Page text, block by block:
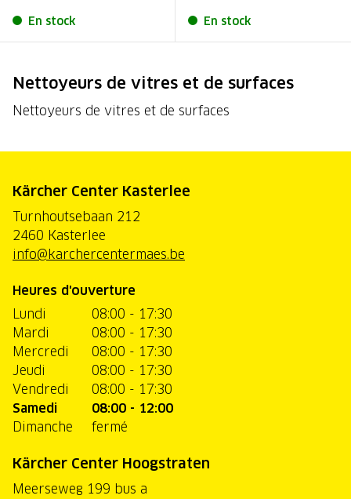
En stock En stock
Nettoyeurs de vitres et de surfaces
Nettoyeurs de vitres et de surfaces
Kärcher Center Kasterlee
Turnhoutsebaan 212
2460 Kasterlee
info@karchercentermaes.be
Heures d'ouverture
Lundi
08:00 - 17:30
Mardi
08:00 - 17:30
Mercredi
08:00 - 17:30
Jeudi
08:00 - 17:30
Vendredi
08:00 - 17:30
Samedi
08:00 - 12:00
Dimanche
fermé
Kärcher Center Hoogstraten
Meerseweg 199 bus a